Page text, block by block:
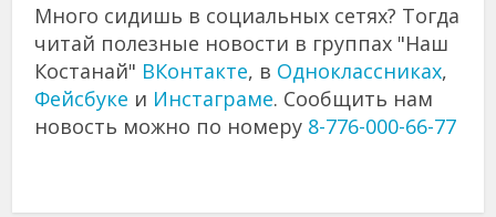
Много сидишь в социальных сетях? Тогда
читай полезные новости в группах "Наш
Костанай" ВКонтакте, в Одноклассниках,
Фейсбуке и Инстаграме. Сообщить нам
новость можно по номеру 8-776-000-66-77